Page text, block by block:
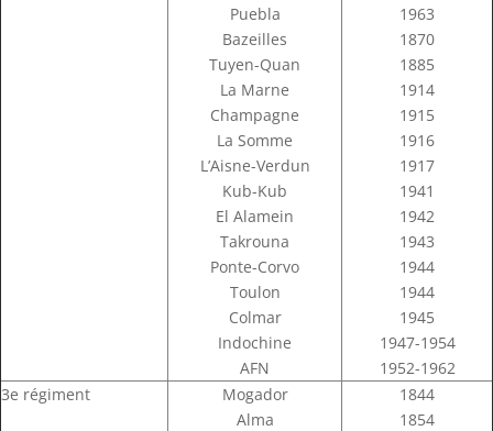
Puebla
Bazeilles
Tuyen-Quan
La Marne
Champagne
La Somme
L’Aisne-Verdun
Kub-Kub
El Alamein
Takrouna
Ponte-Corvo
Toulon
Colmar
Indochine
AFN
1963
1870
1885
1914
1915
1916
1917
1941
1942
1943
1944
1944
1945
1947-1954
1952-1962
3e régiment
Mogador
Alma
1844
1854